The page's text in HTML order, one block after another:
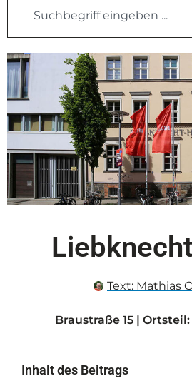
Text: Mathias
Braustraße 15 |
Inhalt des Beitrags